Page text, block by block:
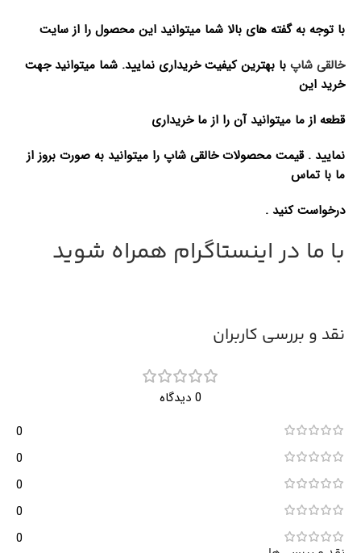
با توجه به گفته های بالا شما میتوانید این محصول را از سایت
خالقی شاپ با بهترین کیفیت خریداری نمایید. شما میتوانید جهت
خرید این
قطعه از ما میتوانید آن را از ما خریداری
نمایید . قیمت محصولات خالقی شاپ را میتوانید به صورت بروز از
ما با تماس
درخواست کنید .
با ما در اینستاگرام همراه شوید
نقد و بررسی کاربران
0 دیدگاه
0
0
0
0
0